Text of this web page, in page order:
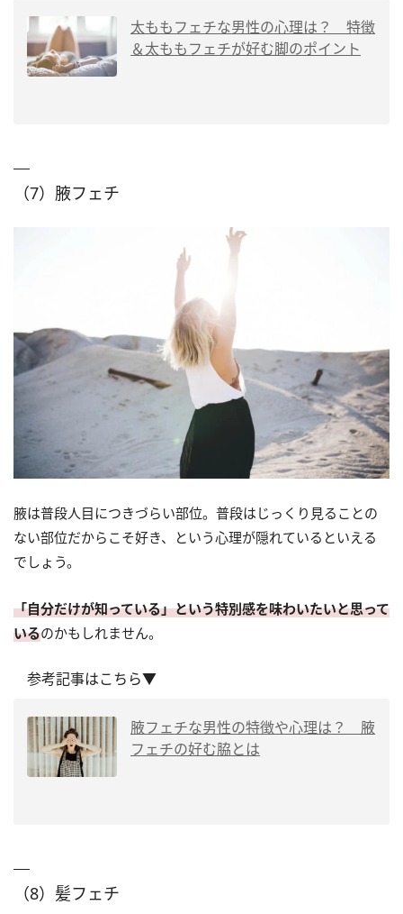
太ももフェチな男性の心理は？ 特徴
＆太ももフェチが好む脚のポイント
（7）腋フェチ
腋は普段人目につきづらい部位。普段はじっくり見ることの
ない部位だからこそ好き、という心理が隠れているといえる
でしょう。
「自分だけが知っている」という特別感を味わいたいと思って
いるのかもしれません。
参考記事はこちら▼
腋フェチな男性の特徴や心理は？ 腋
フェチの好む脇とは
（8）髪フェチ